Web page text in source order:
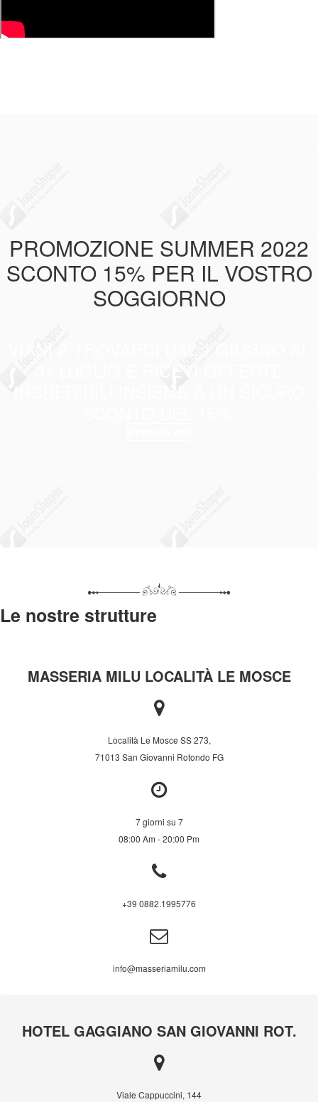
PROMOZIONE SUMMER 2022
SCONTO 15% PER IL VOSTRO
SOGGIORNO
Le nostre strutture
MASSERIA MILU LOCALITÀ LE MOSCE
Località Le Mosce SS 273,
71013 San Giovanni Rotondo FG
7 giorni su 7
08:00 Am - 20:00 Pm
+39 0882.1995776
info@masseriamilu.com
HOTEL GAGGIANO SAN GIOVANNI ROT.
Viale Cappuccini, 144